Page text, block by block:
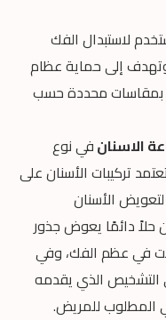
لاستبدال الفك
إلى حماية عظام
بمقاسات محددة حسب
الاسنانفي نوع
تركيبات الأسنان على
الأسنان
حلاً دائمًا يعوض جذور
في عظم الفك، وفي
التشخيص الذي يقدمه
المطلوب للمريض.